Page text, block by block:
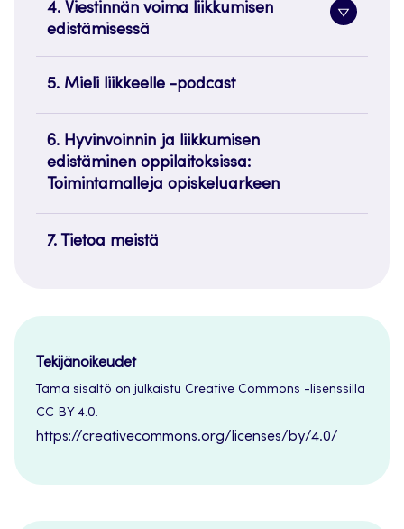
4. Viestinnän voima liikkumisen
edistämisessä
5. Mieli liikkeelle -podcast
6. Hyvinvoinnin ja liikkumisen
edistäminen oppilaitoksissa:
Toimintamalleja opiskeluarkeen
7. Tietoa meistä
Tekijänoikeudet
Tämä sisältö on julkaistu Creative Commons -lisenssillä
CC BY 4.0.
https://creativecommons.org/licenses/by/4.0/